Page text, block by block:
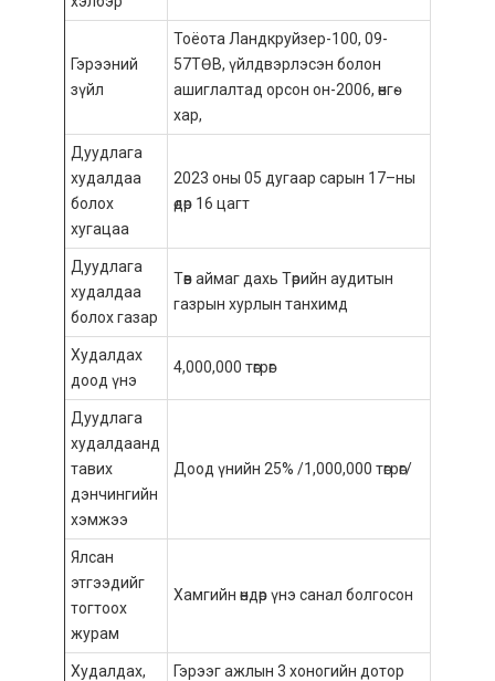
Гэрээний
зүйл
Тоёота Ландкруйзер-100, 09-
57ТӨВ, үйлдвэрлэсэн болон
ашиглалтад орсон он-2006, өнгө-
хар,
Дуудлага
худалдаа
болох
хугацаа
2023 оны 05 дугаар сарын 17–ны
өдөр 16 цагт
Дуудлага
худалдаа
болох газар
Төв аймаг дахь Төрийн аудитын
газрын хурлын танхимд
Худалдах
доод үнэ
4,000,000 төгрөг
Дуудлага
худалдаанд
тавих
дэнчингийн
хэмжээ
Доод үнийн 25% /1,000,000 төгрөг/
Ялсан
этгээдийг
тогтоох
журам
Хамгийн өндөр үнэ санал болгосон
Худалдах,
Гэрээг ажлын 3 хоногийн дотор